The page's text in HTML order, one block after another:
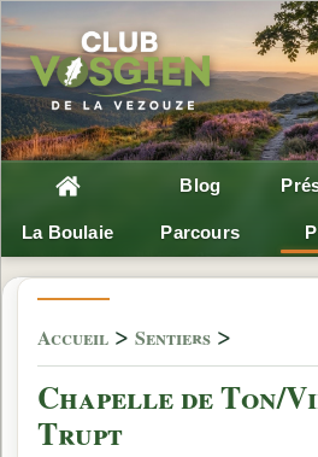
Blog
La Boulaie Parcours
Accueil > Sentiers >
Chapelle de Ton/
Trupt